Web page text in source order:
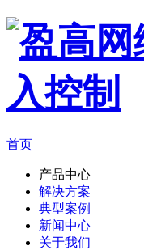
首页
产品中心
解决方案
典型案例
新闻中心
关于我们